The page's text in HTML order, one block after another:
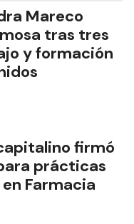
Mareco
tras tres
y formación
firmó
prácticas
Farmacia